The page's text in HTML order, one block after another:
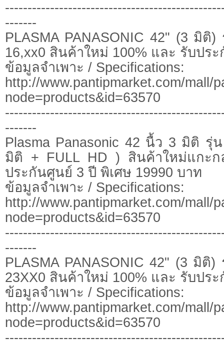
-------
PLASMA PANASONIC 42" (3 มิติ
16,xx0 สินค้าใหม่ 100% และ รับปร
ข้อมูลจำเพาะ / Specifications:
http://www.pantipmarket.com/mall/
node=products&id=63570
-------
Plasma Panasonic 42 นื้ว 3 มิติ รุ่
มิติ + FULL HD ) สินค้าใหม่แกะ
ประกันศูนย์ 3 ปี พิเศษ 19990 บาท
ข้อมูลจำเพาะ / Specifications:
http://www.pantipmarket.com/mall/
node=products&id=63570
-------
PLASMA PANASONIC 42" (3 มิติ)
23XX0 สินค้าใหม่ 100% และ รับปร
ข้อมูลจำเพาะ / Specifications:
http://www.pantipmarket.com/mall/
node=products&id=63570